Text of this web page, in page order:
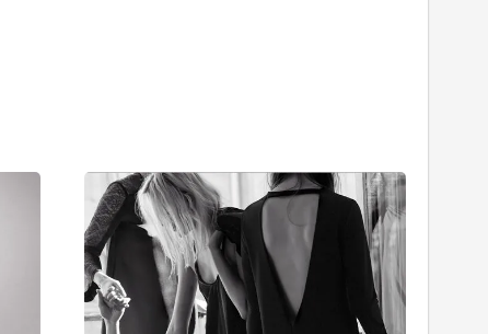
Booties
Tüyoları
13/02/2011